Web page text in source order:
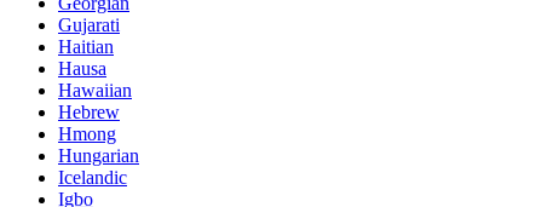
Gujarati
Haitian
Hausa
Hawaiian
Hebrew
Hmong
Hungarian
Icelandic
Igbo